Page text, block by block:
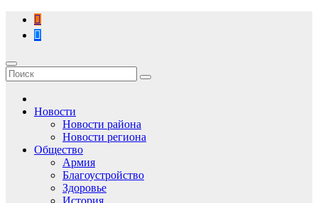
Перейти
содержимому
Новости
Новости района
Новости региона
Общество
Армия
Благоустройство
Здоровье
История